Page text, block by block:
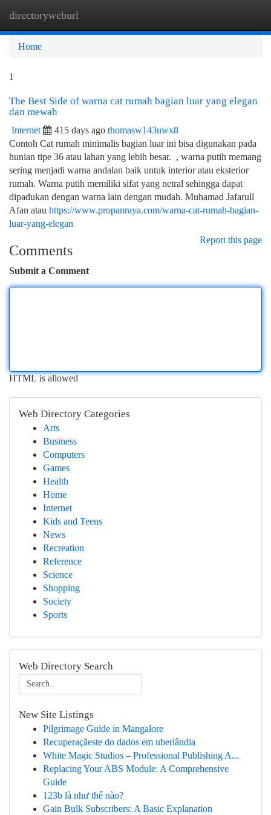
directoryweburl
Home
1
The Best Side of warna cat rumah bagian luar yang elegan
dan mewah
Internet 415 days ago thomasw143uwx8
Contoh Cat rumah minimalis bagian luar ini bisa digunakan pada
hunian tipe 36 atau lahan yang lebih besar. , warna putih memang
sering menjadi warna andalan baik untuk interior atau eksterior
rumah. Warna putih memiliki sifat yang netral sehingga dapat
dipadukan dengan warna lain dengan mudah. Muhamad Jafarull
Afan atau https://www.propanraya.com/warna-cat-rumah-bagian-
luar-yang-elegan
Report this page
Comments
Submit a Comment
HTML is allowed
Web Directory Categories
Arts
Business
Computers
Games
Health
Home
Internet
Kids and Teens
News
Recreation
Reference
Science
Shopping
Society
Sports
Web Directory Search
New Site Listings
Pilgrimage Guide in Mangalore
Recuperaçãeste do dados em uberlândia
White Magic Studios – Professional Publishing A...
Replacing Your ABS Module: A Comprehensive
Guide
123b là như thế nào?
Gain Bulk Subscribers: A Basic Explanation